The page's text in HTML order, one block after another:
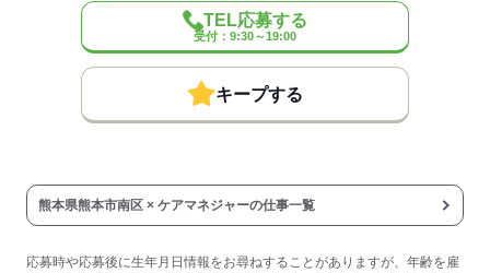
例：56歳でご入社の場合は対象、57歳でご入社は生年月日によって
◆給与前払い制度
実際に勤務した分の給与を、給料日前に受け取ることができる制度
※利用条件の詳細は社内規定によります。
【契約期間・試用期間】
試用期間：有（3ヶ月）
TEL応募する
受付：9:30～19:00
キープする
熊本県熊本市南区 × ケアマネジャーの仕事一覧
応募時や応募後に生年月日情報をお尋ねすることがありますが、年齢を雇